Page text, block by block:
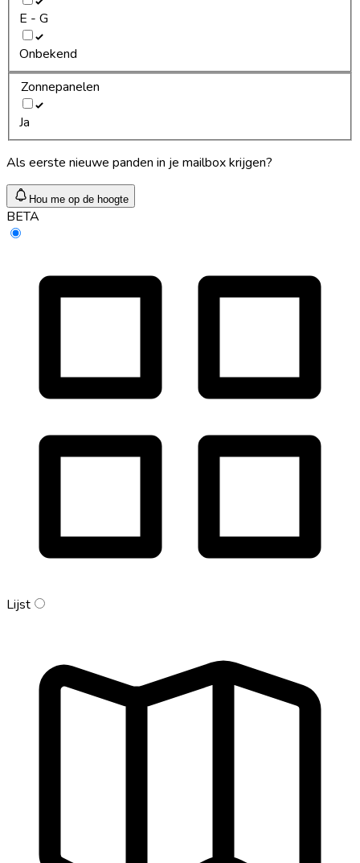
E - G
Onbekend
Zonnepanelen
Ja
Als eerste nieuwe panden in je mailbox krijgen?
Hou me op de hoogte
BETA
Lijst